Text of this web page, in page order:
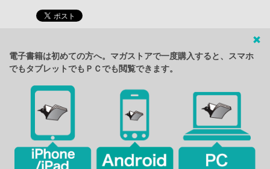
電子書籍は初めての方へ。マガストアで一度購入すると、スマホ
でもタブレットでもＰＣでも閲覧できます。